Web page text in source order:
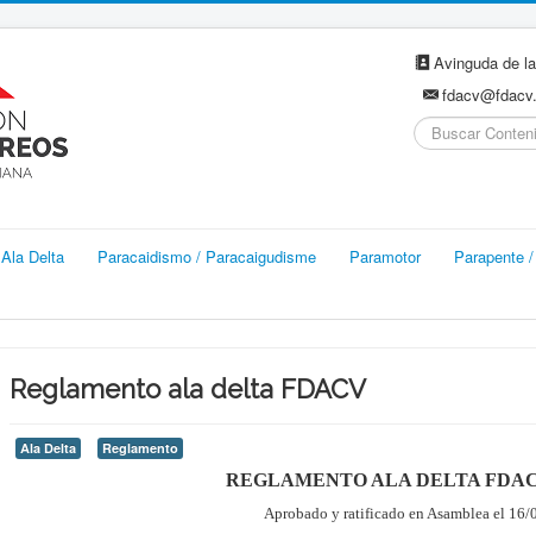
Avinguda de
Buscar...
Ala Delta Paracaidismo / Paracaigudisme Paramotor Parapente
Reglamento ala delta FDACV
Ala Delta Reglamento
REGLAMENTO ALA DELTA
Aprobado y ratificado en Asamblea el 16/